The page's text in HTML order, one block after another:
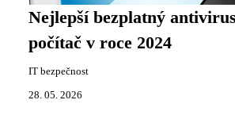
Nejlepší bezplatný
počítač v roce 2024
IT bezpečnost
28. 05. 2026